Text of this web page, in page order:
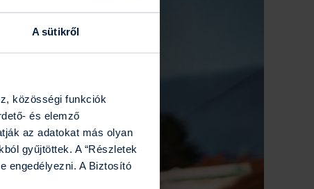
A sütikről
közösségi funkciók
és elemző
az adatokat más olyan
gyűjtöttek. A “Részletek
engedélyezni. A Biztosító